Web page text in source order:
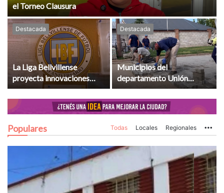
el Torneo Clausura
Destacada
La Liga Bellvillense
proyecta innovaciones
institucionales tras un
torneo con saldo positivo
Destacada
Municipios del
departamento Unión
recibieron aportes
provinciales para
infraestructura y servicios
Populares Todas Locales Regionales